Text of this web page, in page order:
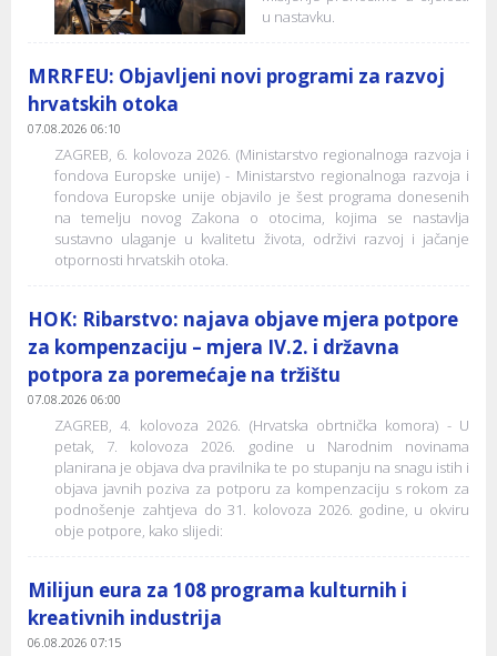
u nastavku.
MRRFEU: Objavljeni novi programi za razvoj
hrvatskih otoka
07.08.2026 06:10
ZAGREB, 6. kolovoza 2026. (Ministarstvo regionalnoga razvoja i
fondova Europske unije) - Ministarstvo regionalnoga razvoja i
fondova Europske unije objavilo je šest programa donesenih
na temelju novog Zakona o otocima, kojima se nastavlja
sustavno ulaganje u kvalitetu života, održivi razvoj i jačanje
otpornosti hrvatskih otoka.
HOK: Ribarstvo: najava objave mjera potpore
za kompenzaciju – mjera IV.2. i državna
potpora za poremećaje na tržištu
07.08.2026 06:00
ZAGREB, 4. kolovoza 2026. (Hrvatska obrtnička komora) - U
petak, 7. kolovoza 2026. godine u Narodnim novinama
planirana je objava dva pravilnika te po stupanju na snagu istih i
objava javnih poziva za potporu za kompenzaciju s rokom za
podnošenje zahtjeva do 31. kolovoza 2026. godine, u okviru
obje potpore, kako slijedi:
Milijun eura za 108 programa kulturnih i
kreativnih industrija
06.08.2026 07:15